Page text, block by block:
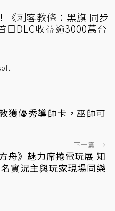
《刺客教條：黑旗 同步
日DLC收益逾3000萬台
獲優秀導師卡，巫師可
下一篇 →
舟》魅力席捲電玩展 知
名實況主與玩家現場同樂